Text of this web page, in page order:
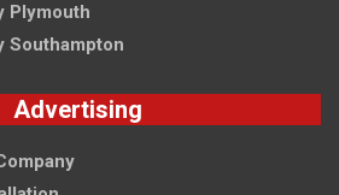
Plymouth
Southampton
Advertising